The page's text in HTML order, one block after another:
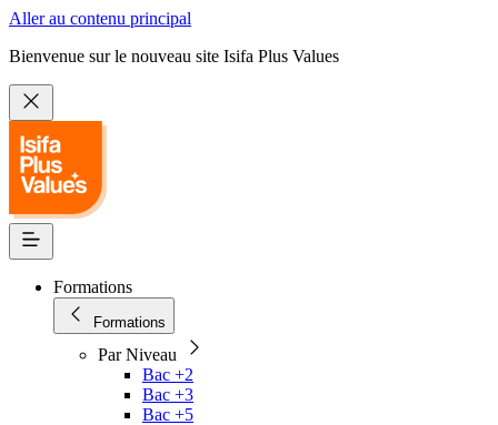
Aller au contenu principal
Bienvenue sur le nouveau site Isifa Plus Values
Formations
Formations
Par Niveau
Bac +2
Bac +3
Bac +5